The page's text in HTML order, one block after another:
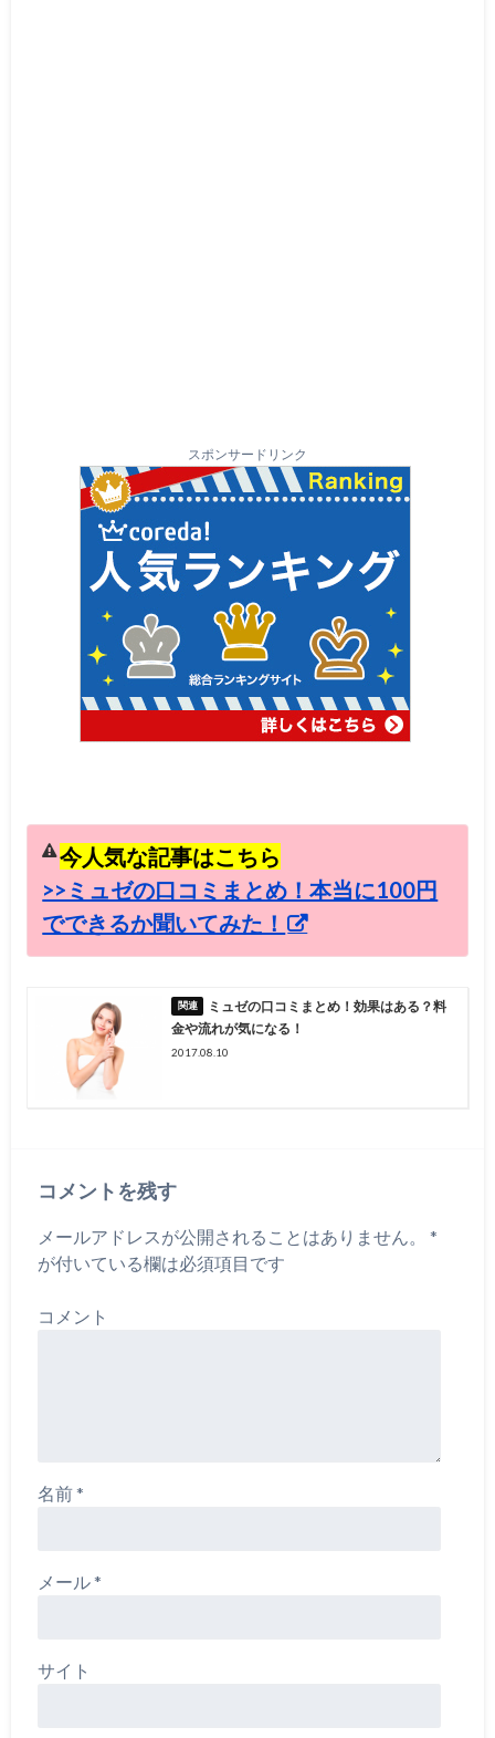
スポンサードリンク
今人気な記事はこちら
>>ミュゼの口コミまとめ！本当に100円
でできるか聞いてみた！
ミュゼの口コミまとめ！効果はある？料
金や流れが気になる！
2017.08.10
コメントを残す
メールアドレスが公開されることはありません。
*
が付いている欄は必須項目です
コメント
名前*
メール*
サイト